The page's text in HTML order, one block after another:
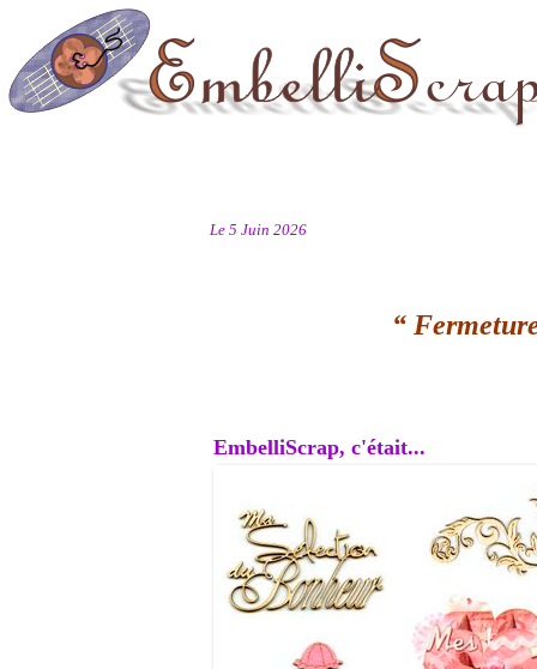
Le 5 Juin 2026
“
EmbelliScrap, c'était...